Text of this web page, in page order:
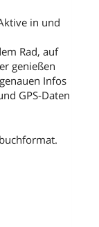
in und
Rad, auf
genießen
Infos
GPS-Daten